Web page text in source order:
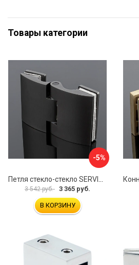
Товары категории
-5%
3 542 руб. 3 365 руб.
В КОРЗИНУ